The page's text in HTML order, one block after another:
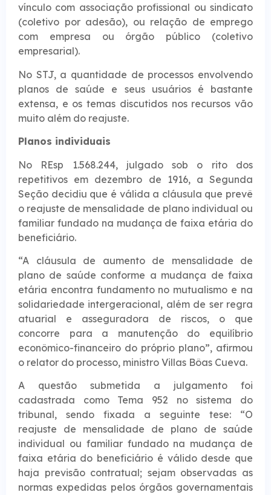
vínculo com associação profissional ou sindicato
(coletivo por adesão), ou relação de emprego
com empresa ou órgão público (coletivo
empresarial).
No STJ, a quantidade de processos envolvendo
planos de saúde e seus usuários é bastante
extensa, e os temas discutidos nos recursos vão
muito além do reajuste.
Planos i​​ndividuais
No REsp 1.568.244, julgado sob o rito dos
repetitivos em dezembro de 1916, a Segunda
Seção decidiu que é válida a cláusula que prevê
o reajuste de mensalidade de plano individual ou
familiar fundado na mudança de faixa etária do
beneficiário.
“A cláusula de aumento de mensalidade de
plano de saúde conforme a mudança de faixa
etária encontra fundamento no mutualismo e na
solidariedade intergeracional, além de ser regra
atuarial e asseguradora de riscos, o que
concorre para a manutenção do equilíbrio
econômico-financeiro do próprio plano”, afirmou
o relator do processo, ministro Villas Bôas Cueva.
A questão submetida a julgamento foi
cadastrada como Tema 952 no sistema do
tribunal, sendo fixada a seguinte tese: “O
reajuste de mensalidade de plano de saúde
individual ou familiar fundado na mudança de
faixa etária do beneficiário é válido desde que
haja previsão contratual; sejam observadas as
normas expedidas pelos órgãos governamentais